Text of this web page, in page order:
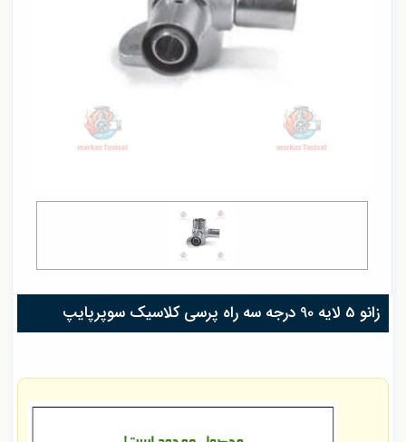
زانو 5 لایه 90 درجه سه راه پرسی کلاسیک سوپرپایپ